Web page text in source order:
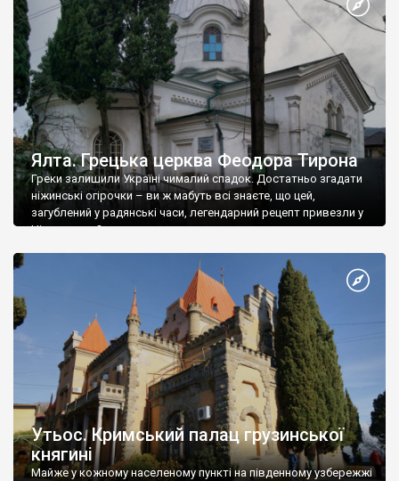
Ялта. Грецька церква Феодора Тирона
Греки залишили Україні чималий спадок. Достатньо згадати
ніжинські огірочки – ви ж мабуть всі знаєте, що цей,
загублений у радянські часи, легендарний рецепт привезли у
Ніжин греки?
Утьос. Кримський палац грузинської
княгині
Майже у кожному населеному пункті на південному узбережжі